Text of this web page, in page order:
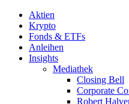
Aktien
Krypto
Fonds & ETFs
Anleihen
Insights
Mediathek
Closing Bell
Corporate
Robert